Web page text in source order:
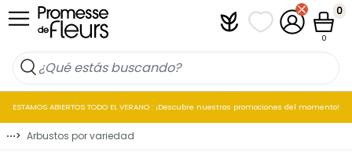
Ir al contenido PlantfitMis listas de
Mi cuenta
Cesta
0
0
ESTAMOS ABIERTOS TODO EL VERANO : ¡Descubre nuestras promociones del momento!
⋯> Arbustos por variedad